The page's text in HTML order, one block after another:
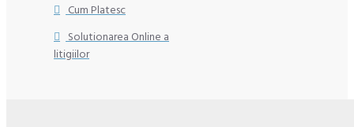
Cum Platesc
Solutionarea Online a
litigiilor